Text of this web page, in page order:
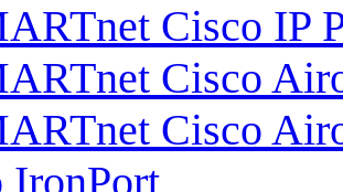
Cisco IP
Cisco
Cisco
IronPort